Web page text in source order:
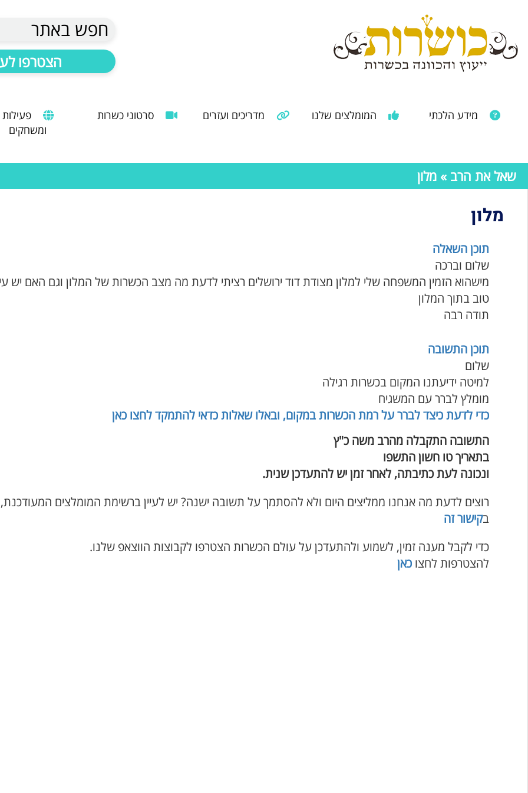
חפש באתר
הצטרפו
מידע הלכתי המומלצים שלנו מדריכים ועזרים סרטוני כשרות
פעילות
ומשחקים
שאל את הרב » מלון
מלון
תוכן השאלה
שלום וברכה
מישהוא הזמין המשפחה שלי למלון מצודת דוד ירושלים רציתי לדעת מה מצב הכשרות של המלון וגם האם יש
טוב בתוך המלון
תודה רבה
תוכן התשובה
שלום
למיטה ידיעתנו המקום בכשרות רגילה
מומלץ לברר עם המשגיח
כדי לדעת כיצד לברר על רמת הכשרות במקום, ובאלו שאלות כדאי להתמקד לחצו כאן
התשובה התקבלה מהרב משה כ"ץ
בתאריך טו חשון התשפו
ונכונה לעת כתיבתה, לאחר זמן יש להתעדכן שנית.
רוצים לדעת מה אנחנו ממליצים היום ולא להסתמך על תשובה ישנה? יש לעיין ברשימת המומלצים המעודכנת,
בקישור זה
כדי לקבל מענה זמין, לשמוע ולהתעדכן על עולם הכשרות הצטרפו לקבוצות הווצאפ שלנו.
להצטרפות לחצו כאן